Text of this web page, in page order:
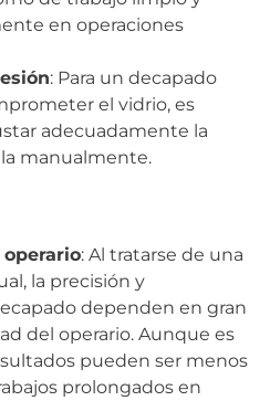
en operaciones
: Para un decapado
el vidrio, es
adecuadamente la
manualmente.
: Al tratarse de una
la precisión y
dependen en gran
del operario. Aunque es
pueden ser menos
prolongados en